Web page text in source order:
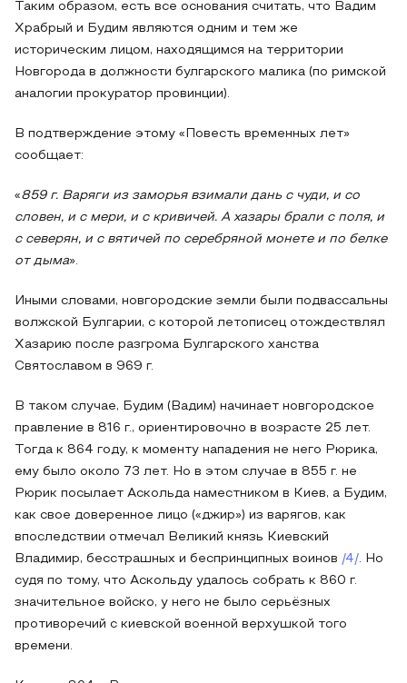
Таким образом, есть все основания считать, что Вадим
Храбрый и Будим являются одним и тем же
историческим лицом, находящимся на территории
Новгорода в должности булгарского малика (по римской
аналогии прокуратор провинции).
В подтверждение этому «Повесть временных лет»
сообщает:
«859 г. Варяги из заморья взимали дань с чуди, и со
словен, и с мери, и с кривичей. А хазары брали с поля, и
с северян, и с вятичей по серебряной монете и по белке
от дыма».
Иными словами, новгородские земли были подвассальны
волжской Булгарии, с которой летописец отождествлял
Хазарию после разгрома Булгарского ханства
Святославом в 969 г.
В таком случае, Будим (Вадим) начинает новгородское
правление в 816 г., ориентировочно в возрасте 25 лет.
Тогда к 864 году, к моменту нападения не него Рюрика,
ему было около 73 лет. Но в этом случае в 855 г. не
Рюрик посылает Аскольда наместником в Киев, а Будим,
как свое доверенное лицо («джир») из варягов, как
впоследствии отмечал Великий князь Киевский
Владимир, бесстрашных и беспринципных воинов /4/. Но
судя по тому, что Аскольду удалось собрать к 860 г.
значительное войско, у него не было серьёзных
противоречий с киевской военной верхушкой того
времени.